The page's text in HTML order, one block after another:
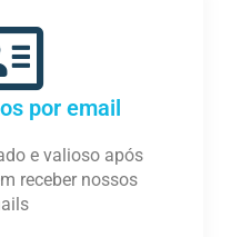
por email
e valioso após
receber nossos